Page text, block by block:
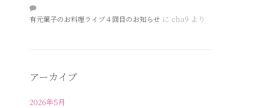
有元葉子のお料理ライブ４回目のお知らせ に cha9 より
アーカイブ
2026年5月